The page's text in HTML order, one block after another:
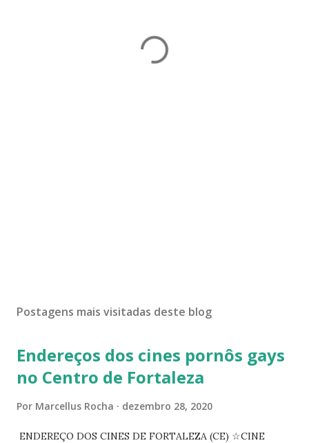
Postagens mais visitadas deste blog
Endereços dos cines pornôs gays
no Centro de Fortaleza
Por Marcellus Rocha dezembro 28, 2020
ENDEREÇO DOS CINES DE FORTALEZA (CE) ☆CINE